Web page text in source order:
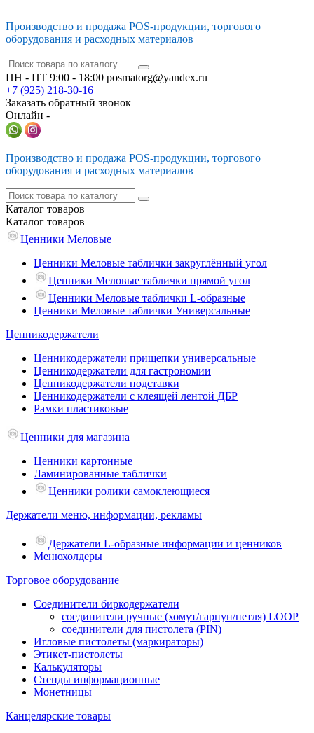
Производство и продажа POS-продукции, торгового
оборудования и расходных материалов
ПН - ПТ 9:00 - 18:00 posmatorg@yandex.ru
+7 (925) 218-30-16
Заказать обратный звонок
Онлайн -
Производство и продажа POS-продукции, торгового
оборудования и расходных материалов
Каталог товаров
Каталог товаров
Ценники Меловые
Ценники Меловые таблички закруглённый угол
Ценники Меловые таблички прямой угол
Ценники Меловые таблички L-образные
Ценники Меловые таблички Универсальные
Ценникодержатели
Ценникодержатели прищепки универсальные
Ценникодержатели для гастрономии
Ценникодержатели подставки
Ценникодержатели с клеящей лентой ДБР
Рамки пластиковые
Ценники для магазина
Ценники картонные
Ламинированные таблички
Ценники ролики самоклеющиеся
Держатели меню, информации, рекламы
Держатели L-образные информации и ценников
Менюхолдеры
Торговое оборудование
Соединители биркодержатели
соединители ручные (хомут/гарпун/петля) LOOP
соединители для пистолета (PIN)
Игловые пистолеты (маркираторы)
Этикет-пистолеты
Калькуляторы
Стенды информационные
Монетницы
Канцелярские товары